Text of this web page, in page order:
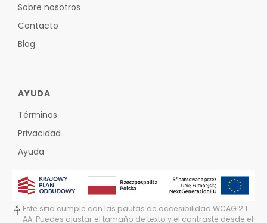
Sobre nosotros
Contacto
Blog
AYUDA
Términos
Privacidad
Ayuda
Este sitio cumple con las pautas de accesibilidad WCAG 2.1
AA. Puedes ajustar el tamaño de texto y el contraste desde el